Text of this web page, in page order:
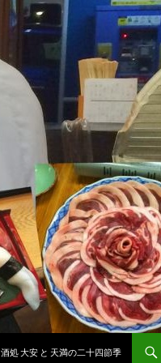
酒処 大安 と 天満の二十四節季